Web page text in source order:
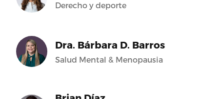
Derecho y deporte
Dra. Bárbara D. Barros
Salud Mental & Menopausia